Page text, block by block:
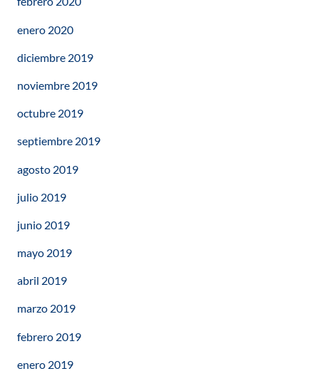
enero 2020
diciembre 2019
noviembre 2019
octubre 2019
septiembre 2019
agosto 2019
julio 2019
junio 2019
mayo 2019
abril 2019
marzo 2019
febrero 2019
enero 2019